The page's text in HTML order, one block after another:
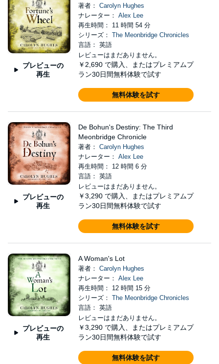
プレビューの
再生
著者： Carolyn Hughes
ナレーター： Alex Lee
再生時間： 11 時間 54 分
シリーズ： The Meonbridge Chronicles
言語： 英語
レビューはまだありません。
￥2,690 で購入、またはプレミアムプ
ラン30日間無料体験で試す
無料体験を試す
プレビューの
再生
De Bohun's Destiny: The Third
Meonbridge Chronicle
著者： Carolyn Hughes
ナレーター： Alex Lee
再生時間： 12 時間 6 分
言語： 英語
レビューはまだありません。
￥3,290 で購入、またはプレミアムプ
ラン30日間無料体験で試す
無料体験を試す
プレビューの
再生
A Woman's Lot
著者： Carolyn Hughes
ナレーター： Alex Lee
再生時間： 12 時間 15 分
シリーズ： The Meonbridge Chronicles
言語： 英語
レビューはまだありません。
￥3,290 で購入、またはプレミアムプ
ラン30日間無料体験で試す
無料体験を試す